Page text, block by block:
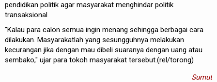
pendidikan politik agar masyarakat menghindar politik
transaksional.
"Kalau para calon semua ingin menang sehingga berbagai cara
dilakukan. Masyarakatlah yang sesungguhnya melakukan
kecurangan jika dengan mau dibeli suaranya dengan uang atau
sembako," ujar para tokoh masyarakat tersebut.(rel/torong)
Sumut